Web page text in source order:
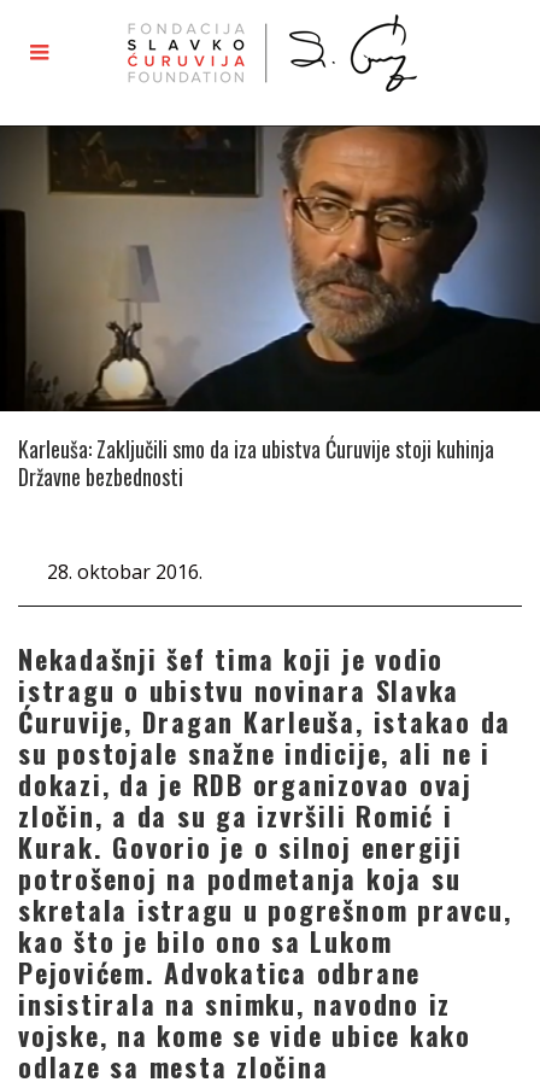
Karleuša: Zaključili smo da iza ubistva Ćuruvije stoji kuhinja
Državne bezbednosti
28. oktobar 2016.
Nekadašnji šef tima koji je vodio
istragu o ubistvu novinara Slavka
Ćuruvije, Dragan Karleuša, istakao da
su postojale snažne indicije, ali ne i
dokazi, da je RDB organizovao ovaj
zločin, a da su ga izvršili Romić i
Kurak. Govorio je o silnoj energiji
potrošenoj na podmetanja koja su
skretala istragu u pogrešnom pravcu,
kao što je bilo ono sa Lukom
Pejovićem. Advokatica odbrane
insistirala na snimku, navodno iz
vojske, na kome se vide ubice kako
odlaze sa mesta zločina